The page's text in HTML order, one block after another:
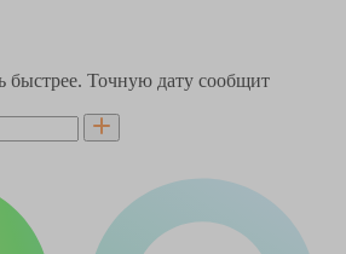
быстрее. Точную дату сообщит